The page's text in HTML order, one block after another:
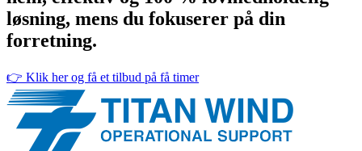
løsning, mens du fokuserer på din
forretning.
👉 Klik her og få et tilbud på få timer